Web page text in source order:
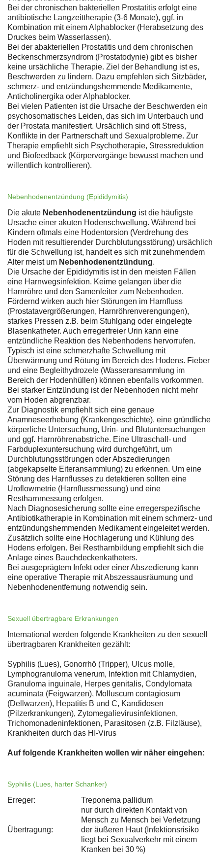
Bei der chronischen bakteriellen Prostatitis erfolgt eine
antibiotische Langzeittherapie (3-6 Monate), ggf. in
Kombination mit einem Alphablocker (Herabsetzung des
Druckes beim Wasserlassen).
Bei der abakteriellen Prostatitis und dem chronischen
Beckenschmerzsyndrom (Prostatodynie) gibt es bisher
keine ursächliche Therapie. Ziel der Behandlung ist es,
Beschwerden zu lindern. Dazu empfehlen sich Sitzbäder,
schmerz- und entzündungshemmende Medikamente,
Anticholinergika oder Alphablocker.
Bei vielen Patienten ist die Ursache der Beschwerden ein
psychosomatisches Leiden, das sich im Unterbauch und
der Prostata manifestiert. Ursächlich sind oft Stress,
Konflikte in der Partnerschaft und Sexualprobleme. Zur
Therapie empfiehlt sich Psychotherapie, Stressreduktion
und Biofeedback (Körpervorgänge bewusst machen und
willentlich kontrollieren).
Nebenhodenentzündung (Epididymitis)
Die akute Nebenhodenentzündung ist die häufigste
Ursache einer akuten Hodenschwellung. Während bei
Kindern oftmals eine Hodentorsion (Verdrehung des
Hoden mit resultierender Durchblutungsstörung) ursächlich
für die Schwellung ist, handelt es sich mit zunehmendem
Alter meist um Nebenhodenentzündung.
Die Ursache der Epididymitis ist in den meisten Fällen
eine Harnwegsinfektion. Keime gelangen über die
Harnröhre und den Samenleiter zum Nebenhoden.
Fördernd wirken auch hier Störungen im Harnfluss
(Prostatavergrößerungen, Harnröhrenverengungen),
starkes Pressen z.B. beim Stuhlgang oder eingelegte
Blasenkatheter. Auch erregerfreier Urin kann eine
entzündliche Reaktion des Nebenhodens hervorrufen.
Typisch ist eine schmerzhafte Schwellung mit
Überwärmung und Rötung im Bereich des Hodens. Fieber
und eine Begleithydrozele (Wasseransammlung im
Bereich der Hodenhüllen) können ebenfalls vorkommen.
Bei starker Entzündung ist der Nebenhoden nicht mehr
vom Hoden abgrenzbar.
Zur Diagnostik empfiehlt sich eine genaue
Anamneseerhebung (Krankengeschichte), eine gründliche
körperliche Untersuchung, Urin- und Blutuntersuchungen
und ggf. Harnröhrenabstriche. Eine Ultraschall- und
Farbduplexuntersuchung wird durchgeführt, um
Durchblutungsstörungen oder Abszedierungen
(abgekapselte Eiteransammlung) zu erkennen. Um eine
Störung des Harnflusses zu detektieren sollten eine
Uroflowmetrie (Harnflussmessung) und eine
Restharnmessung erfolgen.
Nach Diagnosesicherung sollte eine erregerspezifische
Antibiotikatherapie in Kombination mit einem schmerz- und
entzündungshemmenden Medikament eingeleitet werden.
Zusätzlich sollte eine Hochlagerung und Kühlung des
Hodens erfolgen. Bei Restharnbildung empfiehlt sich die
Anlage eines Bauchdeckenkatheters.
Bei ausgeprägtem Infekt oder einer Abszedierung kann
eine operative Therapie mit Abszessausräumung und
Nebenhodenentfernung notwendig sein.
Sexuell übertragbare Erkrankungen
International werden folgende Krankheiten zu den sexuell
übertragbaren Krankheiten gezählt:
Syphilis (Lues), Gonorrhö (Tripper), Ulcus molle,
Lymphogranuloma venerum, Infektion mit Chlamydien,
Granuloma inguinale, Herpes genitalis, Condylomata
acuminata (Feigwarzen), Molluscum contagiosum
(Dellwarzen), Hepatitis B und C, Kandidosen
(Pilzerkrankungen), Zytomegalievirusinfektionen,
Trichomonadeninfektionen, Parasitosen (z.B. Filzläuse),
Krankheiten durch das HI-Virus
Auf folgende Krankheiten wollen wir näher eingehen:
Syphilis (Lues, harter Schanker)
Erreger: Treponema pallidum
Übertragung:
nur durch direkten Kontakt von
Mensch zu Mensch bei Verletzung
der äußeren Haut (Infektionsrisiko
liegt bei Sexualverkehr mit einem
Kranken bei 30 %)